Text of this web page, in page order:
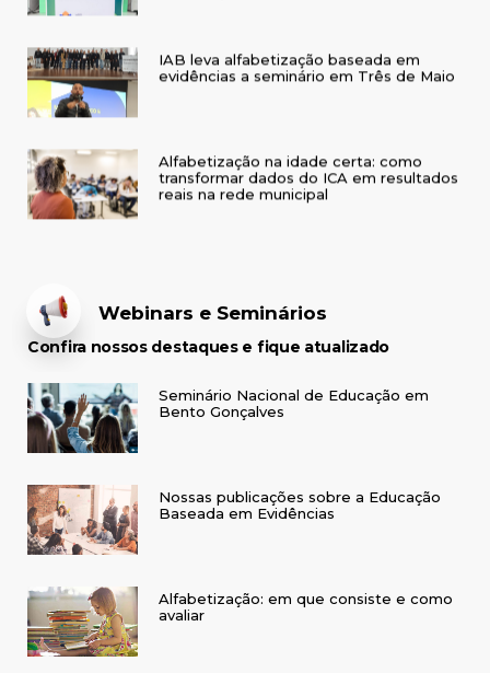
IAB leva alfabetização baseada em
evidências a seminário em Três de Maio
Alfabetização na idade certa: como
transformar dados do ICA em resultados
reais na rede municipal
Webinars e Seminários
Confira nossos destaques e fique atualizado
Seminário Nacional de Educação em
Bento Gonçalves
Nossas publicações sobre a Educação
Baseada em Evidências
Alfabetização: em que consiste e como
avaliar